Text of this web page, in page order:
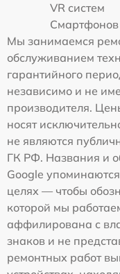
VR систем
Смартфонов
Мы занимаемся
обслуживанием
гарантийного
независимо и не
производителя.
носят
не являются
ГК РФ. Названия и
Google
целях — чтобы
которой мы
аффилирована с
знаков и не
ремонтных работ